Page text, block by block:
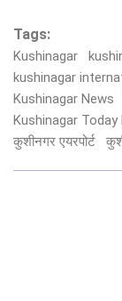
Tags:
Kushinagar
kushinagar
Kushinagar News
Kushinagar Today
कुशीनगर एयरपोर्ट